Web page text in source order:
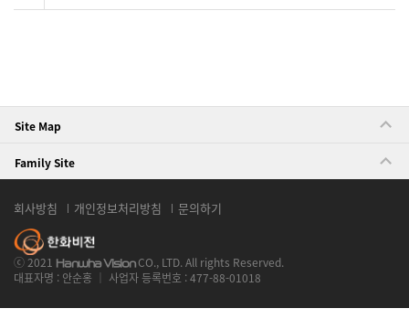
Site Map
Family Site
회사방침 개인정보처리방침 문의하기
ⓒ 2021 Hanwha VisionCO., LTD. All rights Reserved.
대표자명 : 안순홍 ｜ 사업자 등록번호 : 477-88-01018